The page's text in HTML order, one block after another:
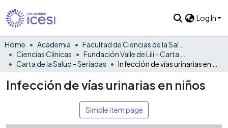
Log In
Home Academia
Ciencias Clínicas
Carta de la Salud - Seriadas
Infección de vías urinarias en niños
Simple item page